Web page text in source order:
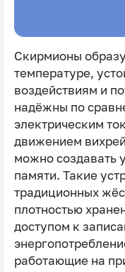
Скирмионы
температуре,
воздействиям и
надёжны по
электрическим
движением
можно создавать
памяти. Такие
традиционных
плотностью
доступом к
работающие на